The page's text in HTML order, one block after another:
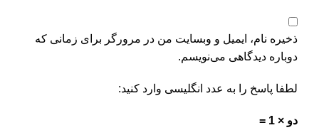
ذخیره نام، ایمیل و وبسایت من در مرورگر برای زمانی که
دوباره دیدگاهی می‌نویسم.
لطفا پاسخ را به عدد انگلیسی وارد کنید:
دو × 1 =